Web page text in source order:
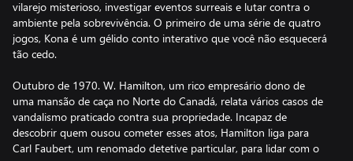
vilarejo misterioso, investigar eventos surreais e lutar contra o
ambiente pela sobrevivência. O primeiro de uma série de quatro
jogos, Kona é um gélido conto interativo que você não esquecerá
tão cedo.
Outubro de 1970. W. Hamilton, um rico empresário dono de
uma mansão de caça no Norte do Canadá, relata vários casos de
vandalismo praticado contra sua propriedade. Incapaz de
descobrir quem ousou cometer esses atos, Hamilton liga para
Carl Faubert, um renomado detetive particular, para lidar com o